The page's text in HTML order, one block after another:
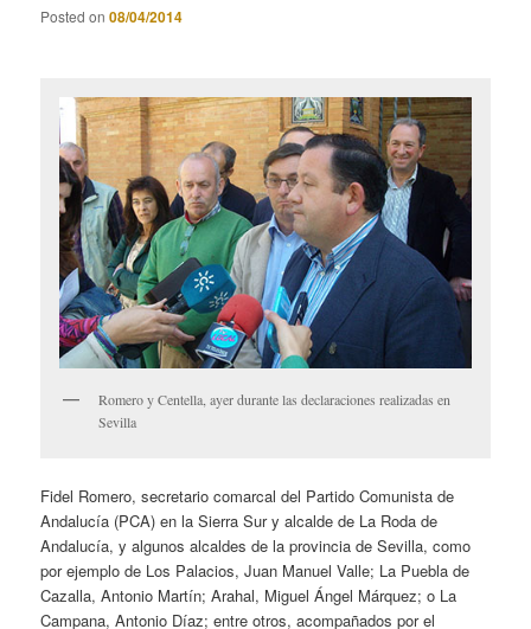
Posted on08/04/2014
Romero y Centella, ayer durante las declaraciones realizadas en
Sevilla
Fidel Romero, secretario comarcal del Partido Comunista de
Andalucía (PCA) en la Sierra Sur y alcalde de La Roda de
Andalucía, y algunos alcaldes de la provincia de Sevilla, como
por ejemplo de Los Palacios, Juan Manuel Valle; La Puebla de
Cazalla, Antonio Martín; Arahal, Miguel Ángel Márquez; o La
Campana, Antonio Díaz; entre otros, acompañados por el